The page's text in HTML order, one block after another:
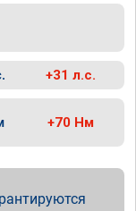
+31 л.с.
+70 Нм